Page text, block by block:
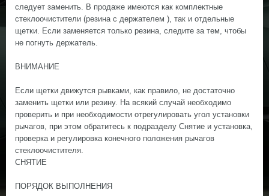
следует заменить. В продаже имеются как комплектные
стеклоочистители (резина с держателем ), так и отдельные
щетки. Если заменяется только резина, следите за тем, чтобы
не погнуть держатель.
ВНИМАНИЕ
Если щетки движутся рывками, как правило, не достаточно
заменить щетки или резину. На всякий случай необходимо
проверить и при необходимости отрегулировать угол установки
рычагов, при этом обратитесь к подразделу Снятие и установка,
проверка и регулировка конечного положения рычагов
стеклоочистителя.
СНЯТИЕ
ПОРЯДОК ВЫПОЛНЕНИЯ